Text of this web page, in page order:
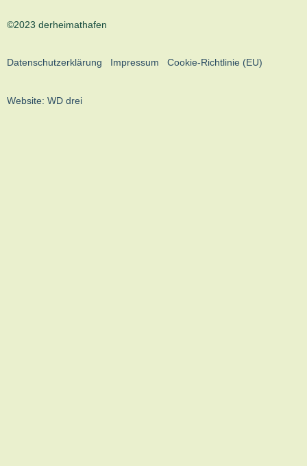
©2023 derheimathafen
Datenschutzerklärung Impressum Cookie-Richtlinie (EU)
Website: WD drei